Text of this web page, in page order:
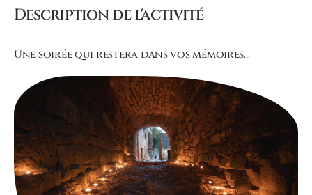
Description de l'activité
Une soirée qui restera dans vos mémoires…